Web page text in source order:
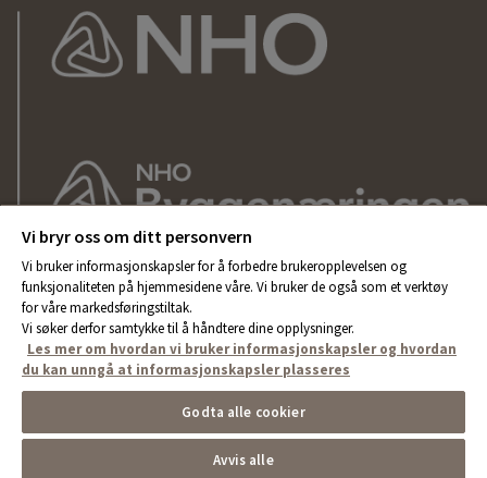
Vi bryr oss om ditt personvern
Vi bruker informasjonskapsler for å forbedre brukeropplevelsen og
funksjonaliteten på hjemmesidene våre. Vi bruker de også som et verktøy
for våre markedsføringstiltak.
Vi søker derfor samtykke til å håndtere dine opplysninger.
Les mer om hvordan vi bruker informasjonskapsler og hvordan
du kan unngå at informasjonskapsler plasseres
Godta alle cookier
Avvis alle